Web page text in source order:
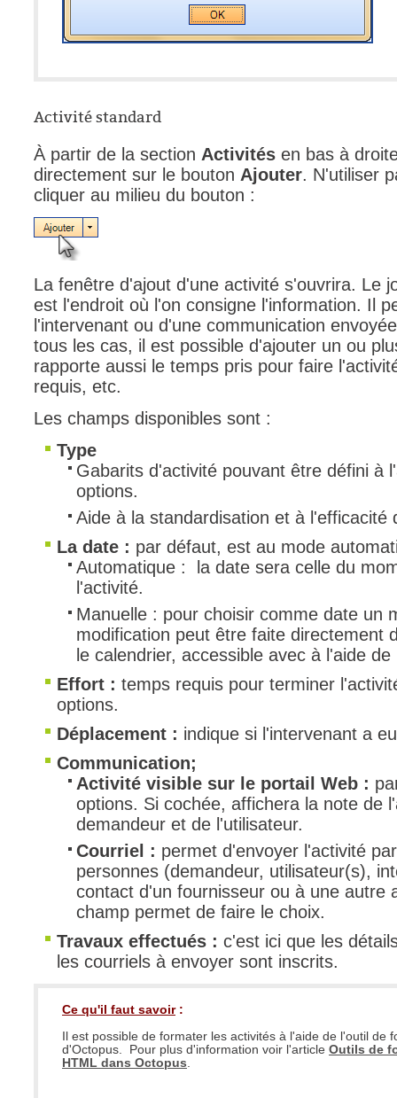
Utilisation
Webtech
WMI
Activité standard
À partir de la section Activités en bas à
directement sur le bouton Ajouter. N'utiliser
cliquer au milieu du bouton :
La fenêtre d'ajout d'une activité s'ouvrira. Le
est l'endroit où l'on consigne l'information. Il
l'intervenant ou d'une communication
tous les cas, il est possible d'ajouter un ou
rapporte aussi le temps pris pour faire
requis, etc.
Les champs disponibles sont :
Type
Gabarits d'activité pouvant être défini à
options.
Aide à la standardisation et à
La date : par défaut, est au mode
Automatique : la date sera celle du
l'activité.
Manuelle : pour choisir comme date un
modification peut être faite directement
le calendrier, accessible avec à l'aide
Effort : temps requis pour terminer
options.
Déplacement : indique si l'intervenant a
Communication;
Activité visible sur le portail Web :
options. Si cochée, affichera la note de
demandeur et de l'utilisateur.
Courriel : permet d'envoyer l'activité
personnes (demandeur, utilisateur(s),
contact d'un fournisseur ou à une autre
champ permet de faire le choix.
Travaux effectués : c'est ici que les
les courriels à envoyer sont inscrits.
Ce qu'il faut savoir:
Il est possible de formater les activités à l'aide de l'outil de
d'Octopus. Pour plus d'information voir l'article Outils de
HTML dans Octopus.